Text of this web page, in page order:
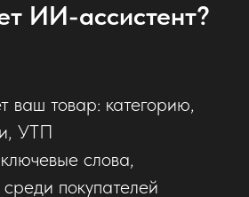
ИИ-ассистент?
ваш товар: категорию,
УТП
слова,
покупателей